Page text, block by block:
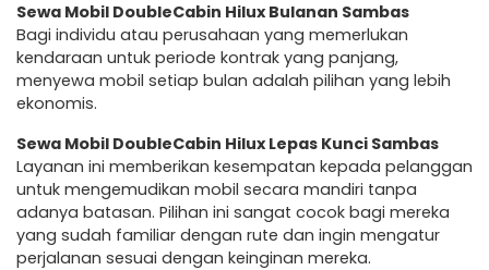
Sewa Mobil DoubleCabin Hilux Bulanan Sambas
Bagi individu atau perusahaan yang memerlukan
kendaraan untuk periode kontrak yang panjang,
menyewa mobil setiap bulan adalah pilihan yang lebih
ekonomis.
Sewa Mobil DoubleCabin Hilux Lepas Kunci Sambas
Layanan ini memberikan kesempatan kepada pelanggan
untuk mengemudikan mobil secara mandiri tanpa
adanya batasan. Pilihan ini sangat cocok bagi mereka
yang sudah familiar dengan rute dan ingin mengatur
perjalanan sesuai dengan keinginan mereka.